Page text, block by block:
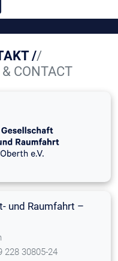
//
CONTACT
und Raumfahrt –
228 30805-24